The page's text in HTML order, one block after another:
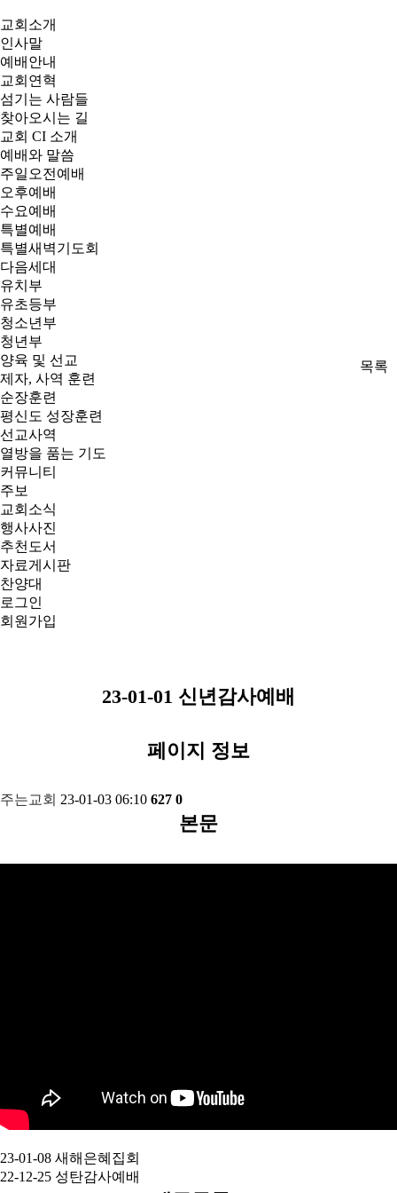
교회소개
인사말
예배안내
교회연혁
섬기는 사람들
찾아오시는 길
교회 CI 소개
예배와 말씀
주일오전예배
오후예배
수요예배
특별예배
특별새벽기도회
다음세대
유치부
유초등부
청소년부
청년부
양육 및 선교
제자, 사역 훈련
순장훈련
평신도 성장훈련
선교사역
열방을 품는 기도
커뮤니티
주보
교회소식
행사사진
추천도서
자료게시판
찬양대
로그인
회원가입
목록
23-01-01 신년감사예배
페이지 정보
주는교회 23-01-03 06:10 627 0
본문
23-01-08 새해은혜집회
22-12-25 성탄감사예배